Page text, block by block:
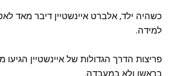
כשהיה ילד, אלברט איינשטיין דיבר מאד
למידה.
פריצות הדרך הגדולות של איינשטיין הגיעו
בראשו ולא במעבדה.